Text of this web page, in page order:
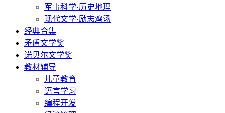
军事科学·历史地理
现代文学·励志鸡汤
经典合集
矛盾文学奖
诺贝尔文学奖
教材辅导
儿童教育
语言学习
编程开发